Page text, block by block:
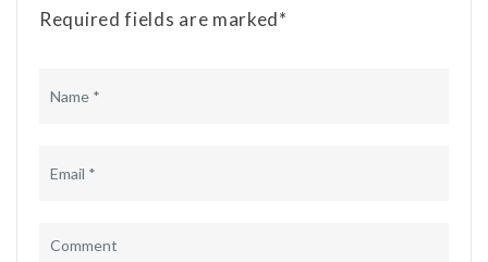
Required fields are marked*